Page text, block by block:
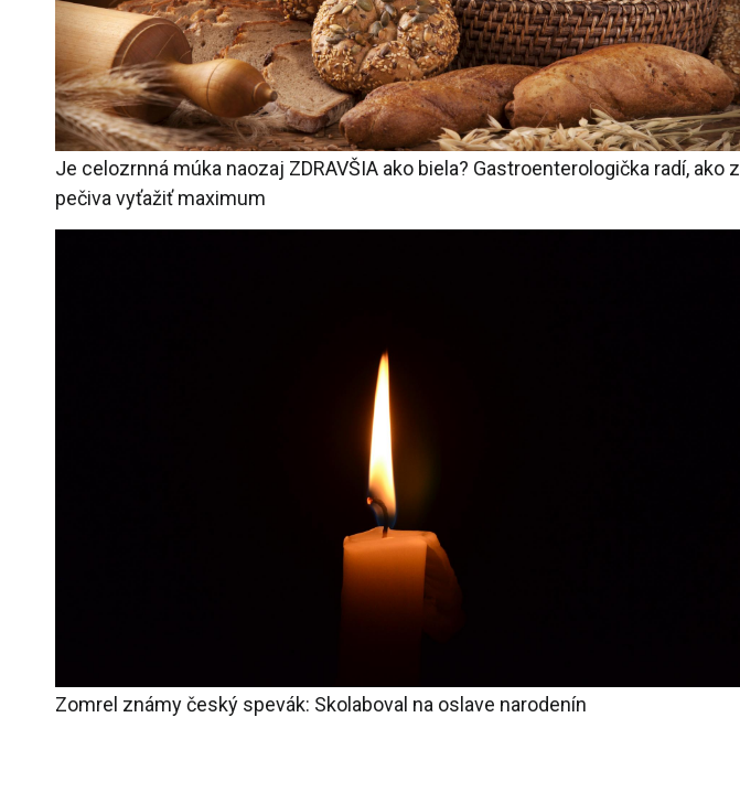
Je celozrnná múka naozaj ZDRAVŠIA ako biela? Gastroenterologička radí, ako z
pečiva vyťažiť maximum
Zomrel známy český spevák: Skolaboval na oslave narodenín